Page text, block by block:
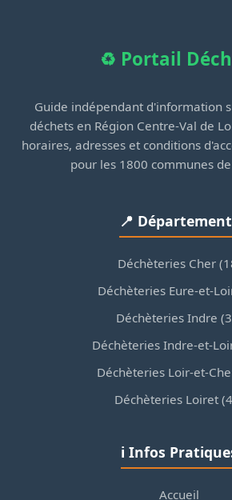
♻️ Portail
Guide indépendant d'information
déchets en Région Centre-Val de
horaires, adresses et conditions
pour les 1800 communes
📍
Déchèteries Cher
Déchèteries Eure-et-
Déchèteries Indre
Déchèteries Indre-et-
Déchèteries Loir-et-
Déchèteries Loiret
ℹ️ Infos
Accueil